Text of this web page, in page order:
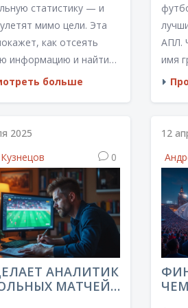
статистику — и
мимо цели. Эта
как отсеять
информацию и найти
данные для
друг от друга, где
данные
друг другу.
советы и примеры —
Всё, чтобы твой
не гаданием, а
на результат.
больше
АПЛ.
имя
тех,
или
2025
0
АНАЛИТИК
МАТЧЕЙ:
12